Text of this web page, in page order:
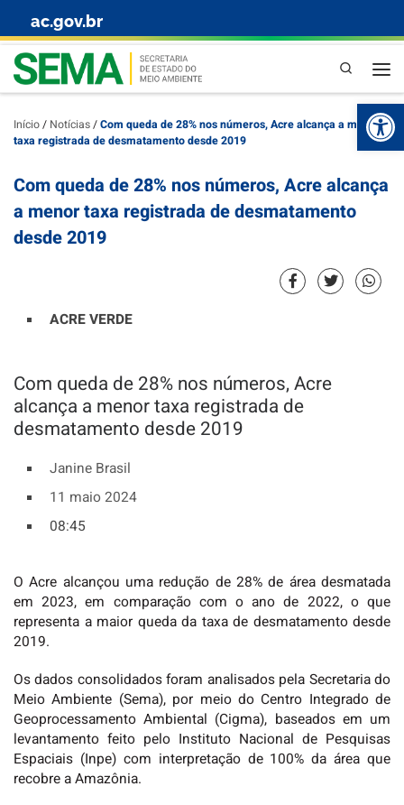
Skip to content
ac.gov.br
Pesquisa
Início/ Notícias/Com queda de 28% nos números, Acre alcança a menor
taxa registrada de desmatamento desde 2019
Com queda de 28% nos números, Acre alcança
a menor taxa registrada de desmatamento
desde 2019
ACRE VERDE
Com queda de 28% nos números, Acre
alcança a menor taxa registrada de
desmatamento desde 2019
Janine Brasil
11 maio 2024
08:45
O Acre alcançou uma redução de 28% de área desmatada
em 2023, em comparação com o ano de 2022, o que
representa a maior queda da taxa de desmatamento desde
2019.
Os dados consolidados foram analisados pela Secretaria do
Meio Ambiente (Sema), por meio do Centro Integrado de
Geoprocessamento Ambiental (Cigma), baseados em um
levantamento feito pelo Instituto Nacional de Pesquisas
Espaciais (Inpe) com interpretação de 100% da área que
recobre a Amazônia.